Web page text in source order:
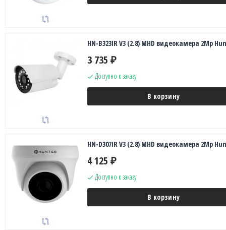
HN-B323IR V3 (2.8) MHD видеокамера 2Mp
3 735 ₽
Доступно к заказу
В корзину
HN-D307IR V3 (2.8) MHD видеокамера 2Mp
4 125 ₽
Доступно к заказу
В корзину